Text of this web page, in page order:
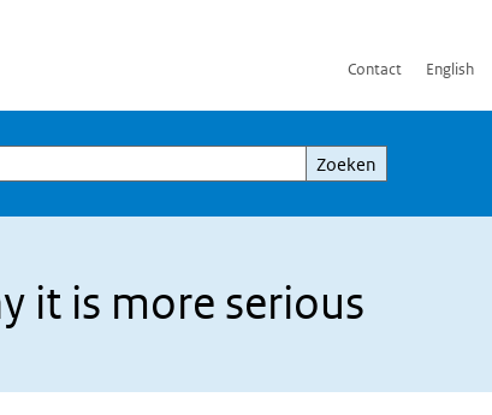
Contact English
Zoeken
it is more serious